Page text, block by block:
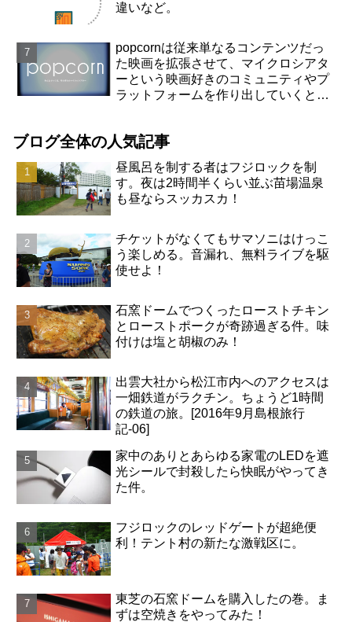
違いなど。
popcornは従来単なるコンテンツだっ
た映画を拡張させて、マイクロシアタ
ーという映画好きのコミュニティやプ
ラットフォームを作り出していくと思
ブログ全体の人気記事
昼風呂を制する者はフジロックを制
す。夜は2時間半くらい並ぶ苗場温泉
も昼ならスッカスカ！
チケットがなくてもサマソニはけっこ
う楽しめる。音漏れ、無料ライブを駆
使せよ！
石窯ドームでつくったローストチキン
とローストポークが奇跡過ぎる件。味
付けは塩と胡椒のみ！
出雲大社から松江市内へのアクセスは
一畑鉄道がラクチン。ちょうど1時間
の鉄道の旅。[2016年9月島根旅行
記-06]
家中のありとあらゆる家電のLEDを遮
光シールで封殺したら快眠がやってき
た件。
フジロックのレッドゲートが超絶便
利！テント村の新たな激戦区に。
東芝の石窯ドームを購入したの巻。ま
ずは空焼きをやってみた！